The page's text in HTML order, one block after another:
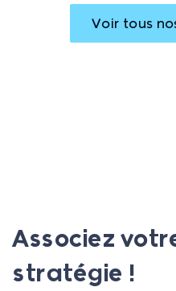
Voir tous
Associez
stratégie !